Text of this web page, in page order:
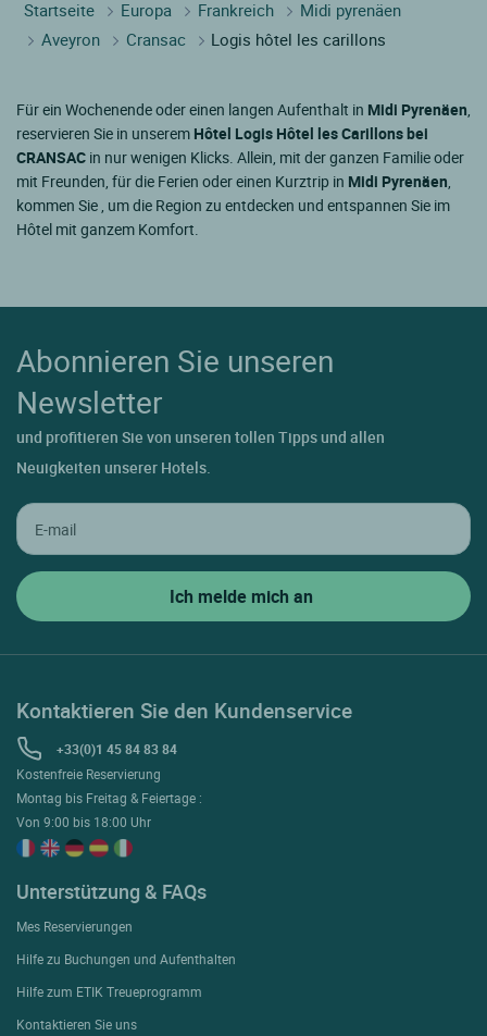
Startseite Europa Frankreich
Midi pyrenäen
Aveyron
Cransac Logis hôtel les carillons
Für ein Wochenende oder einen langen Aufenthalt in Midi Pyrenäen,
reservieren Sie in unserem Hôtel Logis Hôtel les Carillons bei
CRANSAC in nur wenigen Klicks. Allein, mit der ganzen Familie oder
mit Freunden, für die Ferien oder einen Kurztrip in Midi Pyrenäen,
kommen Sie , um die Region zu entdecken und entspannen Sie im
Hôtel mit ganzem Komfort.
Abonnieren Sie unseren
Newsletter
und profitieren Sie von unseren tollen Tipps und allen
Neuigkeiten unserer Hotels.
Kontaktieren Sie den Kundenservice
+33(0)1 45 84 83 84
Kostenfreie Reservierung
Montag bis Freitag & Feiertage :
Von 9:00 bis 18:00 Uhr
Unterstützung & FAQs
Mes Reservierungen
Hilfe zu Buchungen und Aufenthalten
Hilfe zum ETIK Treueprogramm
Kontaktieren Sie uns